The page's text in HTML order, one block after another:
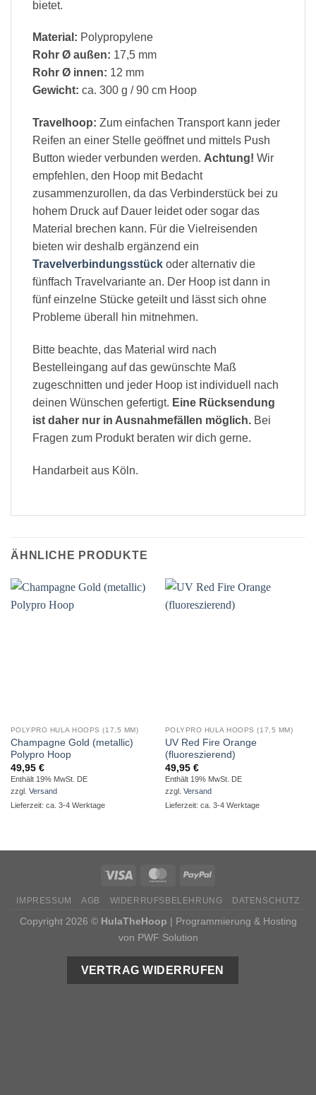
bietet.
Material: Polypropylene
Rohr Ø außen: 17,5 mm
Rohr Ø innen: 12 mm
Gewicht: ca. 300 g / 90 cm Hoop
Travelhoop: Zum einfachen Transport kann jeder
Reifen an einer Stelle geöffnet und mittels Push
Button wieder verbunden werden. Achtung! Wir
empfehlen, den Hoop mit Bedacht
zusammenzurollen, da das Verbinderstück bei zu
hohem Druck auf Dauer leidet oder sogar das
Material brechen kann. Für die Vielreisenden
bieten wir deshalb ergänzend ein
Travelverbindungsstück oder alternativ die
fünffach Travelvariante an. Der Hoop ist dann in
fünf einzelne Stücke geteilt und lässt sich ohne
Probleme überall hin mitnehmen.
Bitte beachte, das Material wird nach
Bestelleingang auf das gewünschte Maß
zugeschnitten und jeder Hoop ist individuell nach
deinen Wünschen gefertigt. Eine Rücksendung
ist daher nur in Ausnahmefällen möglich. Bei
Fragen zum Produkt beraten wir dich gerne.
Handarbeit aus Köln.
ÄHNLICHE PRODUKTE
POLYPRO HULA HOOPS (17,5 MM)
Champagne Gold (metallic)
Polypro Hoop
49,95 €
Enthält 19% MwSt. DE
zzgl. Versand
Lieferzeit: ca. 3-4 Werktage
POLYPRO HULA HOOPS (17,5 MM)
UV Red Fire Orange
(fluoreszierend)
49,95 €
Enthält 19% MwSt. DE
zzgl. Versand
Lieferzeit: ca. 3-4 Werktage
IMPRESSUM AGB WIDERRUFSBELEHRUNG DATENSCHUTZ
Copyright 2026 © HulaTheHoop | Programmierung & Hosting
von PWF Solution
VERTRAG WIDERRUFEN